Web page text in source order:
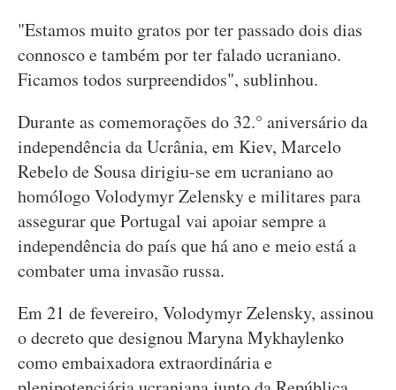
"Estamos muito gratos por ter passado dois dias
connosco e também por ter falado ucraniano.
Ficamos todos surpreendidos", sublinhou.
Durante as comemorações do 32.° aniversário da
independência da Ucrânia, em Kiev, Marcelo
Rebelo de Sousa dirigiu-se em ucraniano ao
homólogo Volodymyr Zelensky e militares para
assegurar que Portugal vai apoiar sempre a
independência do país que há ano e meio está a
combater uma invasão russa.
Em 21 de fevereiro, Volodymyr Zelensky, assinou
o decreto que designou Maryna Mykhaylenko
como embaixadora extraordinária e